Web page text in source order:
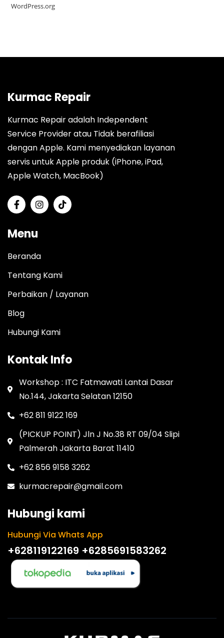
WordPress.org
Kurmac Repair
Kurmac Repair adalah Independent
Service Provider atau Tidak berafiliasi
dengan Apple. Kami menyediakan layanan
servis untuk Apple produk (iPhone, iPad,
Apple Watch, MacBook)
Menu
Beranda
Tentang Kami
Perbaikan / Layanan
Blog
Hubungi Kami
Kontak Info
Workshop : ITC Fatmawati Lantai Dasar
No.144, Jakarta Selatan 12150
+62 811 9122 169
(PICKUP POINT) Jln J No.38 RT 09/04 Slipi
Palmerah Jakarta Barat 11410
+62 856 9158 3262
kurmacrepair@gmail.com
Hubungi kami
Hubungi Via Whats App
+628119122169 +6285691583262